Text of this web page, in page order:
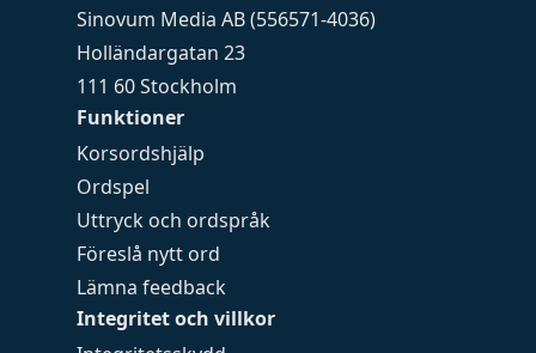
Funktioner
Korsordshjälp
Ordspel
Uttryck och ordspråk
Föreslå nytt ord
Lämna feedback
Integritet och villkor
Sinovum Media AB (556571-4036)
Holländargatan 23
111 60 Stockholm